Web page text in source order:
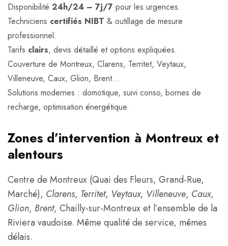
Disponibilité 24h/24 – 7j/7 pour les urgences.
Techniciens certifiés NIBT & outillage de mesure
professionnel.
Tarifs clairs, devis détaillé et options expliquées.
Couverture de Montreux, Clarens, Territet, Veytaux,
Villeneuve, Caux, Glion, Brent…
Solutions modernes : domotique, suivi conso, bornes de
recharge, optimisation énergétique.
Zones d’intervention à Montreux et
alentours
Centre de Montreux (Quai des Fleurs, Grand-Rue,
Marché), Clarens, Territet, Veytaux, Villeneuve, Caux,
Glion, Brent, Chailly-sur-Montreux et l’ensemble de la
Riviera vaudoise. Même qualité de service, mêmes
délais.